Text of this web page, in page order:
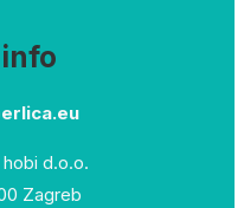
d.o.o.
Zagreb